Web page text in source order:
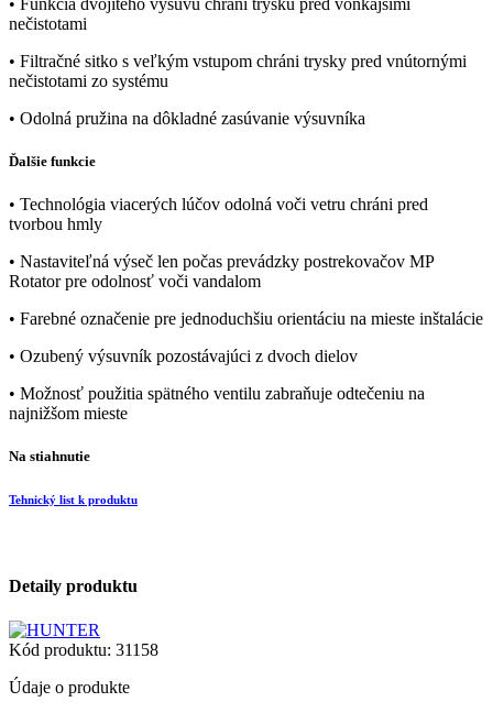
nečistotami
• Filtračné sitko s veľkým vstupom chráni trysky pred vnútornými
nečistotami zo systému
• Odolná pružina na dôkladné zasúvanie výsuvníka
Ďalšie funkcie
• Technológia viacerých lúčov odolná voči vetru chráni pred
tvorbou hmly
• Nastaviteľná výseč len počas prevádzky postrekovačov MP
Rotator pre odolnosť voči vandalom
• Farebné označenie pre jednoduchšiu orientáciu na mieste inštalácie
• Ozubený výsuvník pozostávajúci z dvoch dielov
• Možnosť použitia spätného ventilu zabraňuje odtečeniu na
najnižšom mieste
Na stiahnutie
Tehnický list k produktu
Detaily produktu
Kód produktu: 31158
Údaje o produkte